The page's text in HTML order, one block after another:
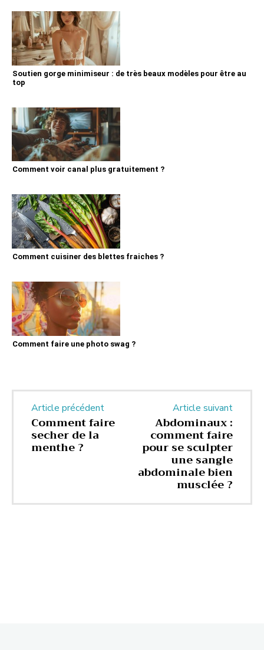
Soutien gorge minimiseur : de très beaux modèles pour être au
top
Comment voir canal plus gratuitement ?
Comment cuisiner des blettes fraiches ?
Comment faire une photo swag ?
Article précédent
Comment faire
secher de la
menthe ?
Article suivant
Abdominaux :
comment faire
pour se sculpter
une sangle
abdominale bien
musclée ?